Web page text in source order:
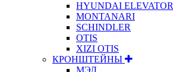
HYUNDAI ELEVATOR
MONTANARI
SCHINDLER
OTIS
XIZI OTIS
КРОНШТЕЙНЫ
МЭЛ